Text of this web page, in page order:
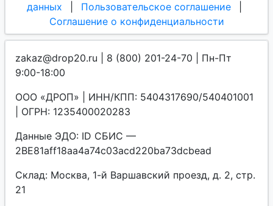
данных
Пользовательское соглашение
Соглашение о конфиденциальности
zakaz@drop20.ru | 8 (800) 201-24-70 | Пн-Пт
9:00-18:00
ООО «ДРОП» | ИНН/КПП: 5404317690/540401001
| ОГРН: 1235400020283
Данные ЭДО: ID СБИС —
2BE81aff18aa4a74c03acd220ba73dcbead
Склад: Москва, 1-й Варшавский проезд, д. 2, стр.
21